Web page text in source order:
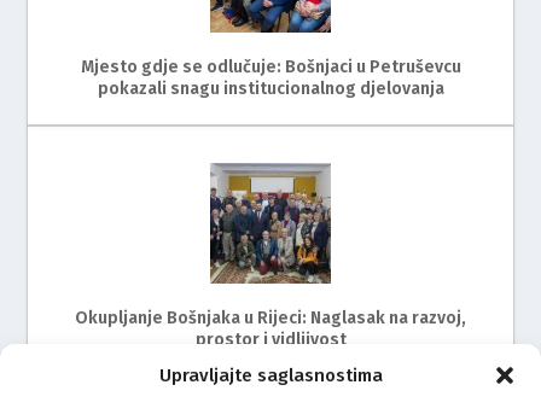
Upravljajte saglasnostima
Mjesto gdje se odlučuje: Bošnjaci u Petruševcu
pokazali snagu institucionalnog djelovanja
Okupljanje Bošnjaka u Rijeci: Naglasak na razvoj,
prostor i vidljivost